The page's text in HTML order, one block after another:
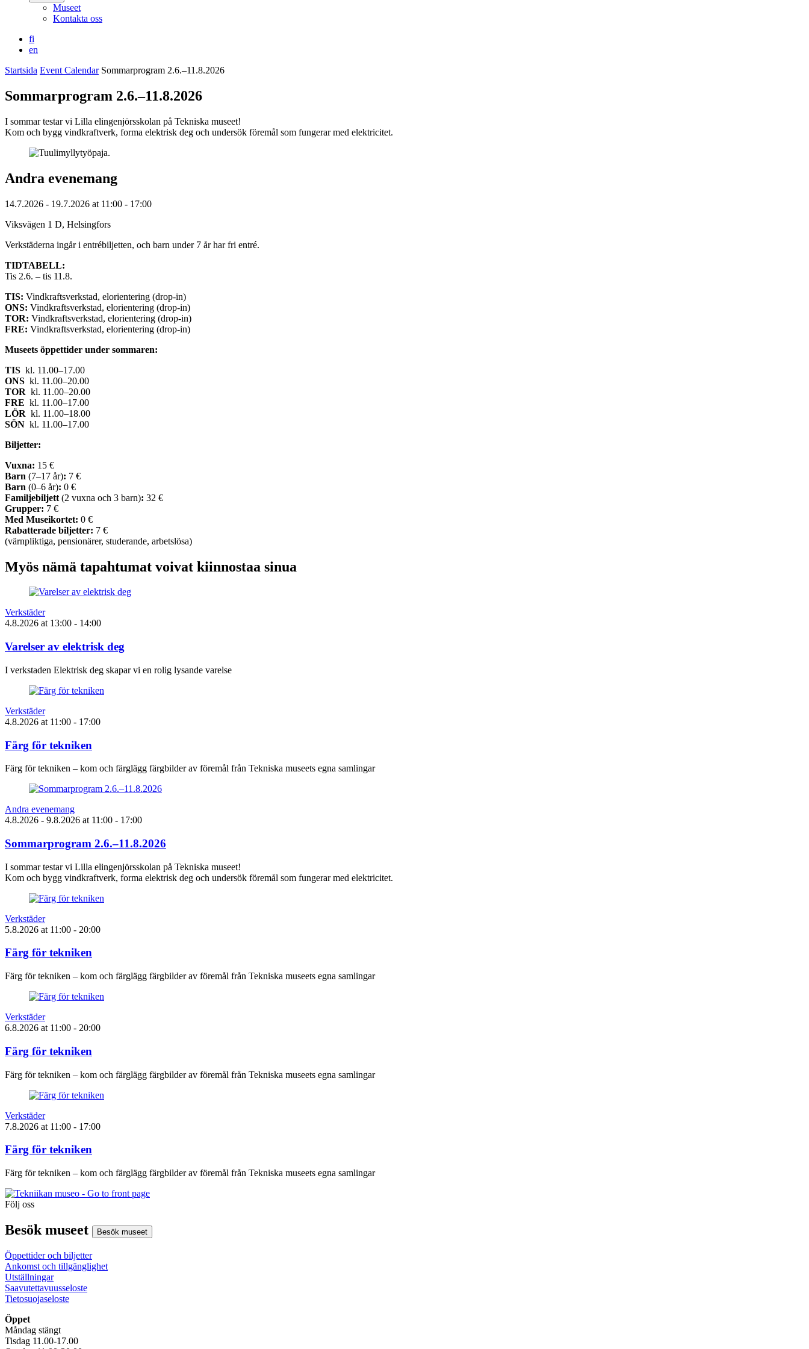
Museet
Kontakta oss
fi
en
Startsida Event Calendar Sommarprogram 2.6.–11.8.2026
Sommarprogram 2.6.–11.8.2026
I sommar testar vi Lilla elingenjörsskolan på Tekniska museet!
Kom och bygg vindkraftverk, forma elektrisk deg och undersök föremål som fungerar med elektricitet.
Andra evenemang
14.7.2026 - 19.7.2026 at 11:00 - 17:00
Viksvägen 1 D, Helsingfors
Verkstäderna ingår i entrébiljetten, och barn under 7 år har fri entré.
TIDTABELL:
Tis 2.6. – tis 11.8.
TIS: Vindkraftsverkstad, elorientering (drop-in)
ONS: Vindkraftsverkstad, elorientering (drop-in)
TOR: Vindkraftsverkstad, elorientering (drop-in)
FRE: Vindkraftsverkstad, elorientering (drop-in)
Museets öppettider under sommaren:
TIS kl. 11.00–17.00
ONS kl. 11.00–20.00
TOR kl. 11.00–20.00
FRE kl. 11.00–17.00
LÖR kl. 11.00–18.00
SÖN kl. 11.00–17.00
Biljetter:
Vuxna: 15 €
Barn (7–17 år): 7 €
Barn (0–6 år): 0 €
Familjebiljett (2 vuxna och 3 barn): 32 €
Grupper: 7 €
Med Museikortet: 0 €
Rabatterade biljetter: 7 €
(värnpliktiga, pensionärer, studerande, arbetslösa)
Myös nämä tapahtumat voivat kiinnostaa sinua
Verkstäder
4.8.2026 at 13:00 - 14:00
Varelser av elektrisk deg
I verkstaden Elektrisk deg skapar vi en rolig lysande varelse
Verkstäder
4.8.2026 at 11:00 - 17:00
Färg för tekniken
Färg för tekniken – kom och färglägg färgbilder av föremål från Tekniska museets egna samlingar
Andra evenemang
4.8.2026 - 9.8.2026 at 11:00 - 17:00
Sommarprogram 2.6.–11.8.2026
I sommar testar vi Lilla elingenjörsskolan på Tekniska museet!
Kom och bygg vindkraftverk, forma elektrisk deg och undersök föremål som fungerar med elektricitet.
Verkstäder
5.8.2026 at 11:00 - 20:00
Färg för tekniken
Färg för tekniken – kom och färglägg färgbilder av föremål från Tekniska museets egna samlingar
Verkstäder
6.8.2026 at 11:00 - 20:00
Färg för tekniken
Färg för tekniken – kom och färglägg färgbilder av föremål från Tekniska museets egna samlingar
Verkstäder
7.8.2026 at 11:00 - 17:00
Färg för tekniken
Färg för tekniken – kom och färglägg färgbilder av föremål från Tekniska museets egna samlingar
Följ oss
Besök museet Besök museet
Öppettider och biljetter
Ankomst och tillgänglighet
Utställningar
Saavutettavuusseloste
Tietosuojaseloste
Öppet
Måndag stängt
Tisdag 11.00-17.00